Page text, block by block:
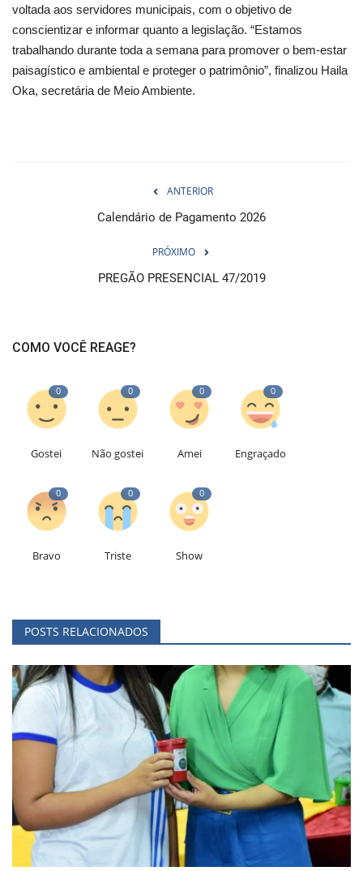
voltada aos servidores municipais, com o objetivo de
conscientizar e informar quanto a legislação. “Estamos
trabalhando durante toda a semana para promover o bem-estar
paisagístico e ambiental e proteger o patrimônio”, finalizou Haila
Oka, secretária de Meio Ambiente.
ANTERIOR
Calendário de Pagamento 2026
PRÓXIMO
PREGÃO PRESENCIAL 47/2019
COMO VOCÊ REAGE?
0
Gostei
0
Não gostei
0
Amei
0
Engraçado
0
Bravo
0
Triste
0
Show
POSTS RELACIONADOS